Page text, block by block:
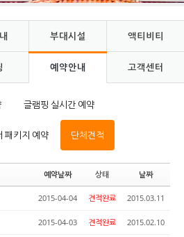
부대시설 액티비티
예약안내 고객센터
글램핑 실시간 예약
패키지 예약 단체견적
예약날짜 상태 날짜
2015-04-04 견적완료 2015.03.11
2015-04-03 견적완료 2015.02.10